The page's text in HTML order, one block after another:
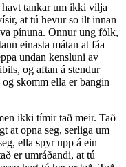
havt tankar um ikki vilja
at tú hevur so ilt innan
pínuna. Onnur ung fólk,
einasta mátan at fáa
undan kensluni av
og aftan á stendur
skomm ella er bangin
ikki tímir tað meir. Tað
at opna seg, serliga um
ella spyr upp á ein
er umráðandi, at tú